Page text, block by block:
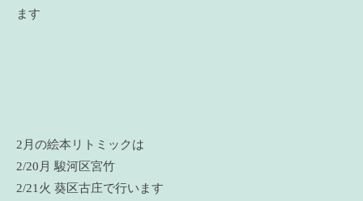
ます
2月の絵本リトミックは
2/20月 駿河区宮竹
2/21火 葵区古庄で行います